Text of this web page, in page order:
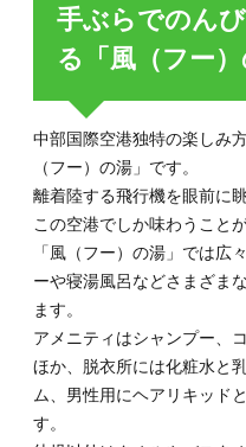
手ぶらでのん
る「風（フー）
中部国際空港独特の楽しみ
（フー）の湯」です。
離着陸する飛行機を眼前に
この空港でしか味わうこと
「風（フー）の湯」では広
ーや寝湯風呂などさまざま
ます。
アメニティはシャンプー、
ほか、脱衣所には化粧水と
ム、男性用にヘアリキッド
す。